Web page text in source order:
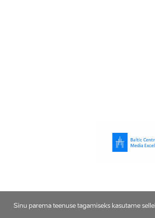
Sinu parema teenuse tagamiseks kasutame